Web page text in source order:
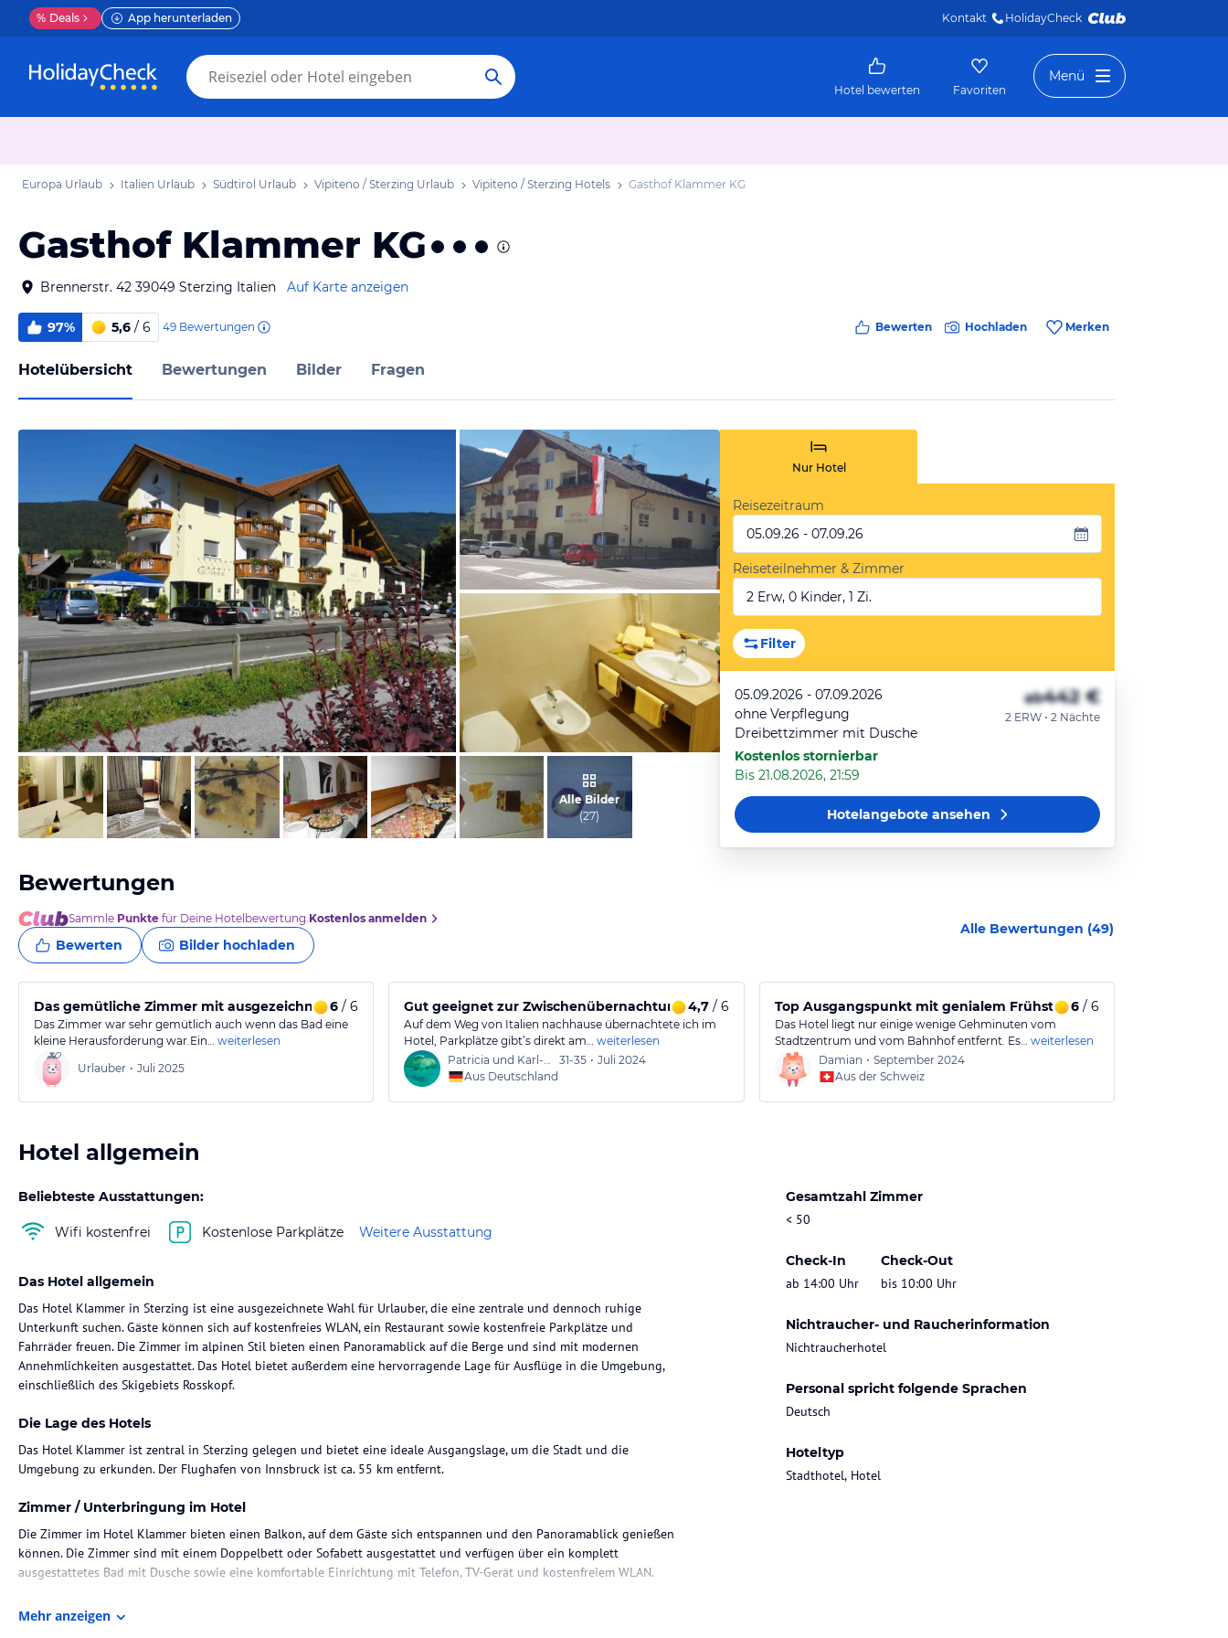
% Deals App herunterladen Kontakt HolidayCheck
Hotel bewerten Favoriten
Menü
Europa Urlaub Italien Urlaub Südtirol Urlaub Vipiteno / Sterzing Urlaub Vipiteno / Sterzing Hotels Gasthof Klammer KG
Gasthof Klammer KG
Brennerstr. 42 39049 Sterzing Italien Auf Karte anzeigen
97% 5,6 / 6 49 Bewertungen Bewerten Hochladen Merken
Hotelübersicht Bewertungen Bilder Fragen
vom Hotelier, August 2016
vom Hotelier, August 2016
vom Hotelier, Mai 2016
Alle Bilder
(27)
Nur Hotel
Reisezeitraum
05.09.26 - 07.09.26
Reiseteilnehmer & Zimmer
2 Erw, 0 Kinder, 1 Zi.
Filter
05.09.2026 - 07.09.2026
ohne Verpflegung
Dreibettzimmer mit Dusche
Kostenlos stornierbar
Bis 21.08.2026, 21:59
ab442 €
2 ERW • 2 Nächte
Hotelangeboteansehen
Bewertungen
Sammle Punkte für Deine Hotelbewertung.Kostenlos anmelden
Bewerten Bilder hochladen
Alle Bewertungen (49)
Das gemütliche Zimmer mit ausgezeichnetem Frühstück
6 / 6
Das Zimmer war sehr gemütlich auch wenn das Bad eine
kleine Herausforderung war.Ein… weiterlesen
Urlauber • Juli 2025
Gut geeignet zur Zwischenübernachtung4,7/ 6
Auf dem Weg von Italien nachhause übernachtete ich im
Hotel, Parkplätze gibt’s direkt am… weiterlesen
Patricia und Karl-Heinz
31-35 • Juli 2024
Aus Deutschland
Top Ausgangspunkt mit genialem Frühstücksbuffet und
6/ 6
Das Hotel liegt nur einige wenige Gehminuten vom
Stadtzentrum und vom Bahnhof entfernt. Es… weiterlesen
Damian • September 2024
Aus der Schweiz
Hotel allgemein
Beliebteste Ausstattungen:
Wifi kostenfrei Kostenlose Parkplätze Weitere Ausstattung
Gesamtzahl Zimmer
< 50
Check-In
ab 14:00 Uhr
Check-Out
bis 10:00 Uhr
Nichtraucher- und Raucherinformation
Nichtraucherhotel
Personal spricht folgende Sprachen
Deutsch
Hoteltyp
Stadthotel, Hotel
Das Hotel allgemein
Das Hotel Klammer in Sterzing ist eine ausgezeichnete Wahl für Urlauber, die eine zentrale und dennoch ruhige
Unterkunft suchen. Gäste können sich auf kostenfreies WLAN, ein Restaurant sowie kostenfreie Parkplätze und
Fahrräder freuen. Die Zimmer im alpinen Stil bieten einen Panoramablick auf die Berge und sind mit modernen
Annehmlichkeiten ausgestattet. Das Hotel bietet außerdem eine hervorragende Lage für Ausflüge in die Umgebung,
einschließlich des Skigebiets Rosskopf.
Die Lage des Hotels
Das Hotel Klammer ist zentral in Sterzing gelegen und bietet eine ideale Ausgangslage, um die Stadt und die
Umgebung zu erkunden. Der Flughafen von Innsbruck ist ca. 55 km entfernt.
Zimmer / Unterbringung im Hotel
Die Zimmer im Hotel Klammer bieten einen Balkon, auf dem Gäste sich entspannen und den Panoramablick genießen
können. Die Zimmer sind mit einem Doppelbett oder Sofabett ausgestattet und verfügen über ein komplett
ausgestattetes Bad mit Dusche sowie eine komfortable Einrichtung mit Telefon, TV-Gerät und kostenfreiem WLAN.
Gastronomie im Hotel
Mehr anzeigen